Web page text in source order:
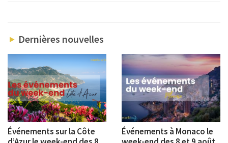
Dernières nouvelles
Événements sur la Côte
Événements à Monaco le